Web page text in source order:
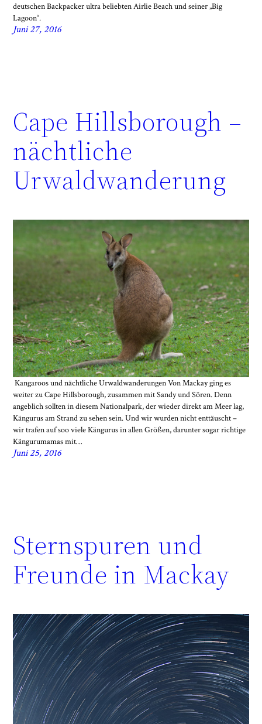
deutschen Backpacker ultra beliebten Airlie Beach und seiner „Big
Lagoon“.
Juni 27, 2016
Cape Hillsborough –
nächtliche
Urwaldwanderung
Kangaroos und nächtliche Urwaldwanderungen Von Mackay ging es
weiter zu Cape Hillsborough, zusammen mit Sandy und Sören. Denn
angeblich sollten in diesem Nationalpark, der wieder direkt am Meer lag,
Kängurus am Strand zu sehen sein. Und wir wurden nicht enttäuscht –
wir trafen auf soo viele Kängurus in allen Größen, darunter sogar richtige
Kängurumamas mit…
Juni 25, 2016
Sternspuren und
Freunde in Mackay